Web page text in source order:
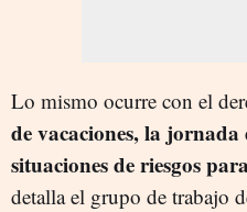
Lo mismo ocurre con el
de vacaciones, la
situaciones de riesgos
detalla el grupo de trabajo